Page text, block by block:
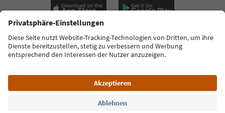
FAQ Kontakt Presse MICE Datenschutzerklärung
Zugänglichkeitserklärung